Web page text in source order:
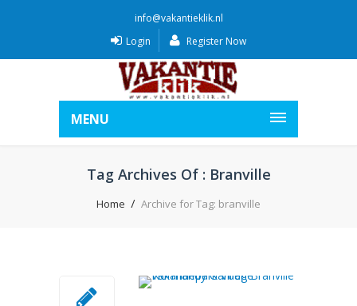
info@vakantieklik.nl
Login
Register Now
MENU
Tag Archives Of : Branville
Home Archive for Tag: branville